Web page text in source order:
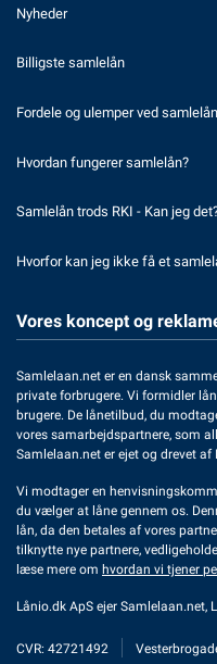
Nyheder
Billigste samlelån
Fordele og ulemper ved samlelån
Hvordan fungerer samlelån?
Samlelån trods RKI - Kan jeg
Hvorfor kan jeg ikke få et
Vores koncept og
Samlelaan.net er en dansk
private forbrugere. Vi formidler
brugere. De lånetilbud, du
vores samarbejdspartnere, som
Samlelaan.net er ejet og drevet af
Vi modtager en
du vælger at låne gennem os.
lån, da den betales af vores
tilknytte nye partnere,
læse mere om hvordan vi tjener
Lånio.dk ApS ejer Samlelaan.net,
CVR: 42721492